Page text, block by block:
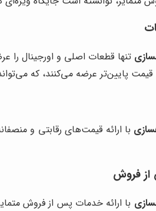
تنها قطعات اصلی و اورجینال را
قیمت پایین‌تر عرضه می‌کنند، که
با ارائه قیمت‌های رقابتی و
فروش
با ارائه خدمات پس از فروش